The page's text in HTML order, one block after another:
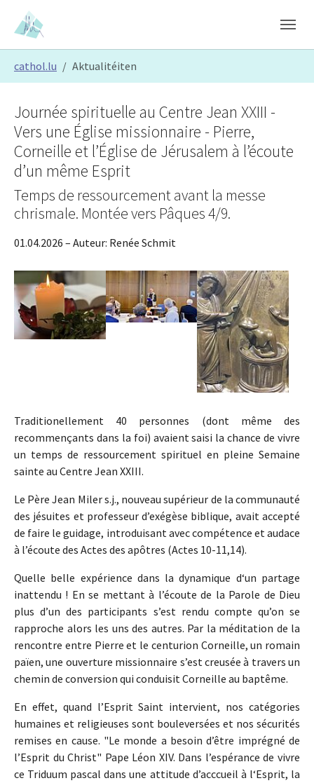
Skip to main content
Skip to page footer
cathol.lu Aktualitéiten
Show larger versionShow larger versionShow larger version
Traditionellement 40 personnes (dont même des
recommençants dans la foi) avaient saisi la chance de vivre
un temps de ressourcement spirituel en pleine Semaine
sainte au Centre Jean XXIII.
Le Père Jean Miler s.j., nouveau supérieur de la communauté
des jésuites et professeur d’exégèse biblique, avait accepté
de faire le guidage, introduisant avec compétence et audace
à l’écoute des Actes des apôtres (Actes 10-11,14).
Quelle belle expérience dans la dynamique d‘un partage
inattendu ! En se mettant à l’écoute de la Parole de Dieu
plus d’un des participants s’est rendu compte qu’on se
rapproche alors les uns des autres. Par la méditation de la
rencontre entre Pierre et le centurion Corneille, un romain
païen, une ouverture missionnaire s’est creusée à travers un
chemin de conversion qui conduisit Corneille au baptême.
En effet, quand l’Esprit Saint intervient, nos catégories
humaines et religieuses sont bouleversées et nos sécurités
remises en cause. "Le monde a besoin d’être imprégné de
l’Esprit du Christ" Pape Léon XIV. Dans l’espérance de vivre
ce Triduum pascal dans une attitude d’acccueil à l‘Esprit, la
Journée spirituelle au Centre Jean XXIII -
Vers une Église missionnaire - Pierre,
Corneille et l’Église de Jérusalem à l’écoute
d’un même Esprit
Temps de ressourcement avant la messe
chrismale. Montée vers Pâques 4/9.
01.04.2026 – Auteur: Renée Schmit